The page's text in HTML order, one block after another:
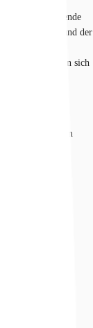
Die hervorragende
zum Westend und der
Bedarfs befinden sich
Gehzeit: 3 min
Gehzeit: 3 min
3 min